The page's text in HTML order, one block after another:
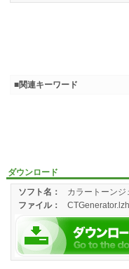
ダウンロード
ソフト名：
カラートーン
ファイル：
■関連キーワード